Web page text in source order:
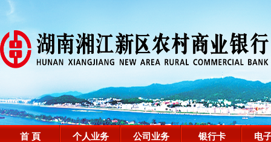
首 頁 个人业务 公司业务 银行卡 电